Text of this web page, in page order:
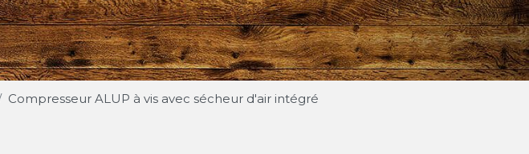
Compresseur ALUP à vis avec sécheur d'air intégré